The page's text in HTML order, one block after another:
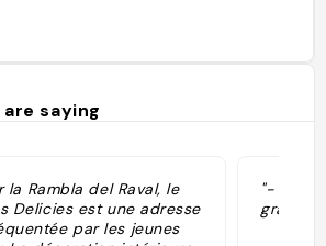
saying
la Rambla del Raval, le
Delicies est une adresse
par les jeunes
"- Torta